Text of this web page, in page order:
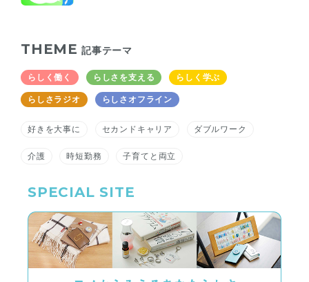
THEME 記事テーマ
らしく働く らしさを支える らしく学ぶ
らしさラジオ らしさオフライン
好きを大事に セカンドキャリア ダブルワーク
介護 時短勤務 子育てと両立
SPECIAL SITE